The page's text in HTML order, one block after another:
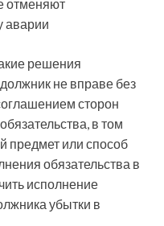
отменяют
аварии
решения
не вправе без
сторон
в том
предмет или способ
обязательства в
исполнение
убытки в